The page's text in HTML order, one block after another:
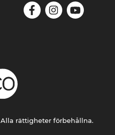
rättigheter förbehållna.